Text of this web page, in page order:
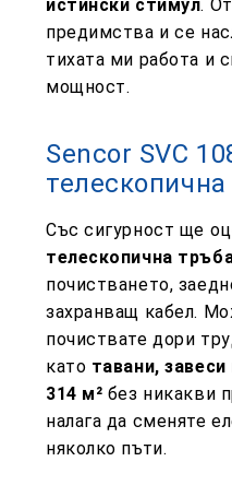
истински стимул.
предимства и се
тихата ми работа и
мощност.
Sencor SVC
Със сигурност ще
телескопична
почистването,
захранващ кабел.
почиствате дори
като тавани,
314 м² без никакви
налага да сменяте
няколко пъти.